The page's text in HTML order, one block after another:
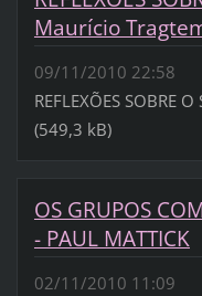
Maurício
09/11/2010 22:58
REFLEXÕES SOBRE
(549,3 kB)
OS GRUPOS
- PAUL MATTICK
02/11/2010 11:09